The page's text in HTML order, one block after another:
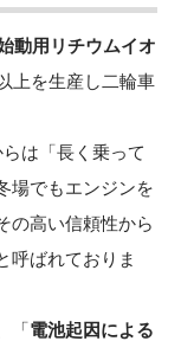
動用リチウムイオ
上を生産し二輪車
は「長く乗って
場でもエンジンを
の高い信頼性から
呼ばれておりま
「電池起因による